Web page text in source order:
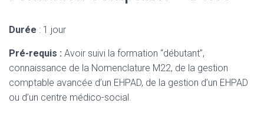
Durée : 1 jour
Pré-requis : Avoir suivi la formation “débutant”,
connaissance de la Nomenclature M22, de la gestion
comptable avancée d’un EHPAD, de la gestion d’un EHPAD
ou d’un centre médico-social.